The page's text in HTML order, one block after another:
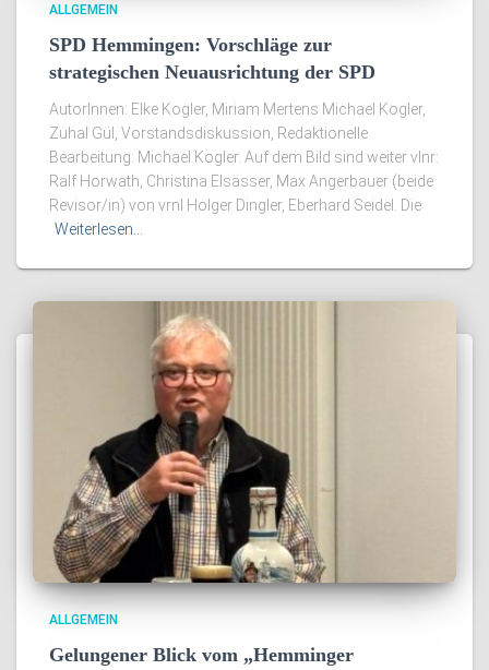
ALLGEMEIN
SPD Hemmingen: Vorschläge zur
strategischen Neuausrichtung der SPD
AutorInnen: Elke Kogler, Miriam Mertens Michael Kogler,
Zuhal Gül, Vorstandsdiskussion, Redaktionelle
Bearbeitung: Michael Kogler. Auf dem Bild sind weiter vlnr:
Ralf Horwath, Christina Elsässer, Max Angerbauer (beide
Revisor/in) von vrnl Holger Dingler, Eberhard Seidel. Die
Weiterlesen…
ALLGEMEIN
Gelungener Blick vom „Hemminger